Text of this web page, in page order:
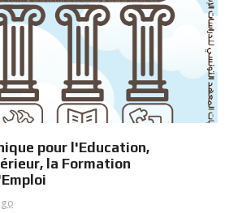
pour l'Education,
la Formation